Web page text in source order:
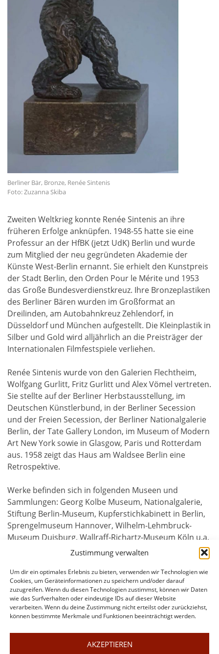
Zustimmung verwalten
Um dir ein optimales Erlebnis zu bieten, verwenden wir Technologien wie
Cookies, um Geräteinformationen zu speichern und/oder darauf
zuzugreifen. Wenn du diesen Technologien zustimmst, können wir Daten
wie das Surfverhalten oder eindeutige IDs auf dieser Website
verarbeiten. Wenn du deine Zustimmung nicht erteilst oder zurückziehst,
können bestimmte Merkmale und Funktionen beeinträchtigt werden.
AKZEPTIEREN
Berliner Bär, Bronze, Renée Sintenis
Foto: Zuzanna Skiba
Zweiten Weltkrieg konnte Renée Sintenis an ihre
früheren Erfolge anknüpfen. 1948-55 hatte sie eine
Professur an der HfBK (jetzt UdK) Berlin und wurde
zum Mitglied der neu gegründeten Akademie der
Künste West-Berlin ernannt. Sie erhielt den Kunstpreis
der Stadt Berlin, den Orden Pour le Mérite und 1953
das Große Bundesverdienstkreuz. Ihre Bronzeplastiken
des Berliner Bären wurden im Großformat an
Dreilinden, am Autobahnkreuz Zehlendorf, in
Düsseldorf und München aufgestellt. Die Kleinplastik in
Silber und Gold wird alljährlich an die Preisträger der
Internationalen Filmfestspiele verliehen.
Renée Sintenis wurde von den Galerien Flechtheim,
Wolfgang Gurlitt, Fritz Gurlitt und Alex Vömel vertreten.
Sie stellte auf der Berliner Herbstausstellung, im
Deutschen Künstlerbund, in der Berliner Secession
und der Freien Secession, der Berliner Nationalgalerie
Berlin, der Tate Gallery London, im Museum of Modern
Art New York sowie in Glasgow, Paris und Rotterdam
aus. 1958 zeigt das Haus am Waldsee Berlin eine
Retrospektive.
Werke befinden sich in folgenden Museen und
Sammlungen: Georg Kolbe Museum, Nationalgalerie,
Stiftung Berlin-Museum, Kupferstichkabinett in Berlin,
Sprengelmuseum Hannover, Wilhelm-Lehmbruck-
Museum Duisburg, Wallraff-Richartz-Museum Köln u.a.